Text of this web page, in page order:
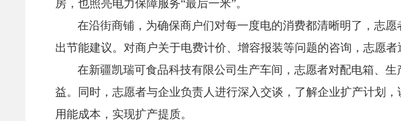
房， 也照亮电力保障服务“最后一米”。
在沿街商铺， 为确保商户们对每一度电的消费都清晰明了，志愿
出节能建议。 对商户关于电费计价、 增容报装等问题的咨询， 志愿者
在新疆凯瑞可食品科技有限公司生产车间，志愿者对配电箱、生
益。 同时， 志愿者与企业负责人进行深入交谈， 了解企业扩产计划，
用能成本， 实现扩产提质。